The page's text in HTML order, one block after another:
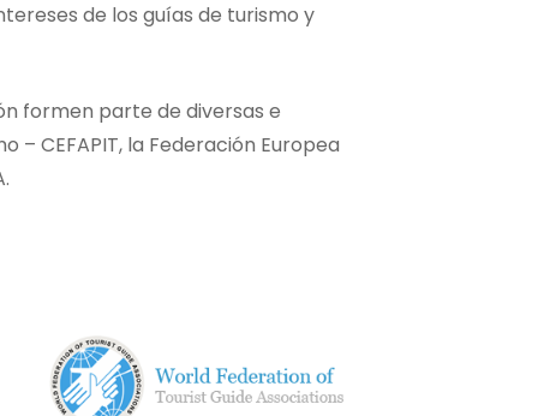
de los guías de turismo y
formen parte de diversas e
CEFAPIT, la Federación Europea